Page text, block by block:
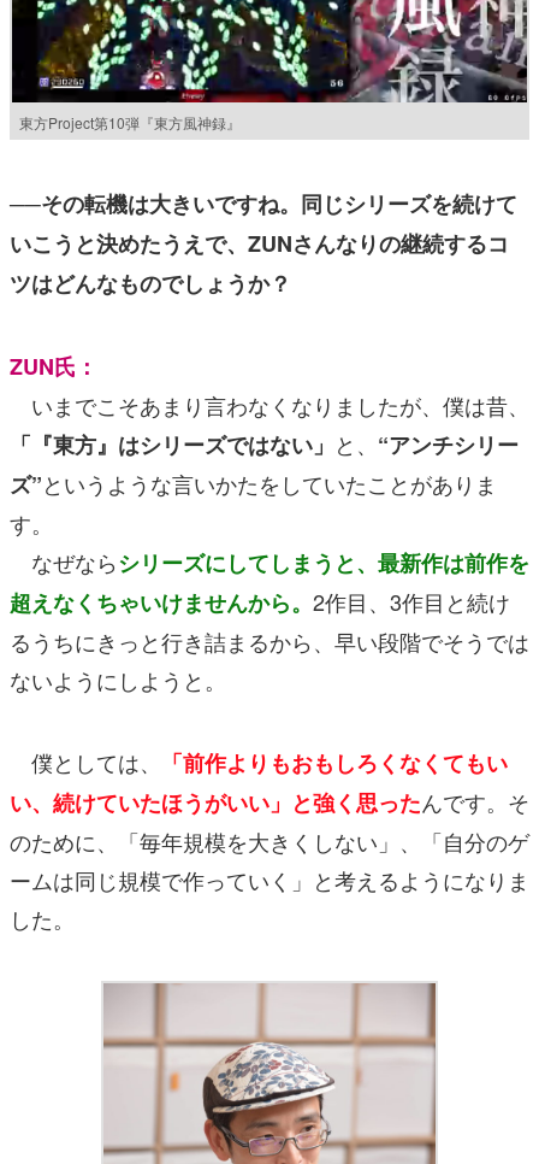
東方Project第10弾『東方風神録』
──その転機は大きいですね。同じシリーズを続けて
いこうと決めたうえで、ZUNさんなりの継続するコ
ツはどんなものでしょうか？
ZUN氏：
いまでこそあまり言わなくなりましたが、僕は昔、
「『東方』はシリーズではない」 と、 “アンチシリー
ズ”というような言いかたをしていたことがありま
す。
なぜならシリーズにしてしまうと、最新作は前作を
超えなくちゃいけませんから。 2作目、3作目と続け
るうちにきっと行き詰まるから、早い段階でそうでは
ないようにしようと。
僕としては、
「前作よりもおもしろくなくてもい
い、続けていたほうがいい」と強く思ったんです。そ
のために、「毎年規模を大きくしない」、「自分のゲ
ームは同じ規模で作っていく」と考えるようになりま
した。